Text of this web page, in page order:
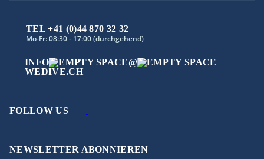
TEL +41 (0)44 870 32 32
Mo-Fr: 08:30 - 17:00 (durchgehend)
INFO
@
WEDIVE.CH
FOLLOW US
NEWSLETTER ABONNIEREN